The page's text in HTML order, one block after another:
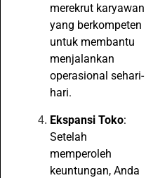
merekrut karyawan
yang berkompeten
untuk membantu
menjalankan
operasional sehari-
hari.
Ekspansi Toko:
Setelah
memperoleh
keuntungan, Anda